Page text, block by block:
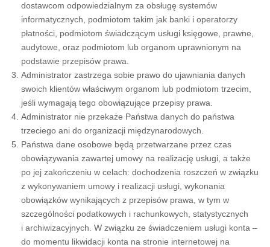
dostawcom odpowiedzialnym za obsługę systemów
informatycznych, podmiotom takim jak banki i operatorzy
płatności, podmiotom świadczącym usługi księgowe, prawne,
audytowe, oraz podmiotom lub organom uprawnionym na
podstawie przepisów prawa.
Administrator zastrzega sobie prawo do ujawniania danych
swoich klientów właściwym organom lub podmiotom trzecim,
jeśli wymagają tego obowiązujące przepisy prawa.
Administrator nie przekaże Państwa danych do państwa
trzeciego ani do organizacji międzynarodowych.
Państwa dane osobowe będą przetwarzane przez czas
obowiązywania zawartej umowy na realizację usługi, a także
po jej zakończeniu w celach: dochodzenia roszczeń w związku
z wykonywaniem umowy i realizacji usługi, wykonania
obowiązków wynikających z przepisów prawa, w tym w
szczególności podatkowych i rachunkowych, statystycznych
i archiwizacyjnych. W związku ze świadczeniem usługi konta –
do momentu likwidacji konta na stronie internetowej na